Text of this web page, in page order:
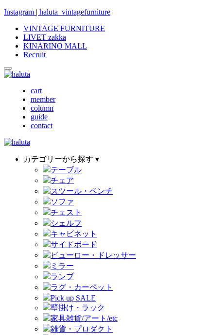
Instagram | haluta_vintagefurniture
VINTAGE FURNITURE
LIVET zakka
KINARINO MALL
Recruit
cart
member
column
guide
contact
カテゴリーから探す ▾
テーブル
チェア
スツール・ベンチ
ソファ
チェスト
シェルフ
キャビネット
サイドボード
ビューロー・ドレッサー
ミラー
ランプ
ラグ・カーペット
Pick up SALE
壁掛け・ラック
家具雑貨/アート/etc
雑貨・プロダクト